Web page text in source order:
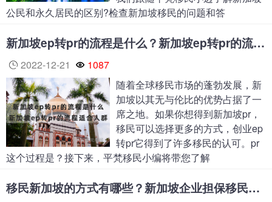
公民和永久居民的区别?检查新加坡移民的问题和答
新加坡ep转pr的流程是什么？新加坡ep转pr的流程适合人群
2022-12-21
1087
随着全球移民市场的蓬勃发展，新
加坡以其无与伦比的优势占据了一
席之地。如果你想得到新加坡pr，
移民可以选择更多的方式，创业ep
转pr它得到了许多移民的认可。pr
这个过程是？接下来，平梵移民小编将带您了解
移民新加坡的方式有哪些？新加坡企业担保移民计划了解一下